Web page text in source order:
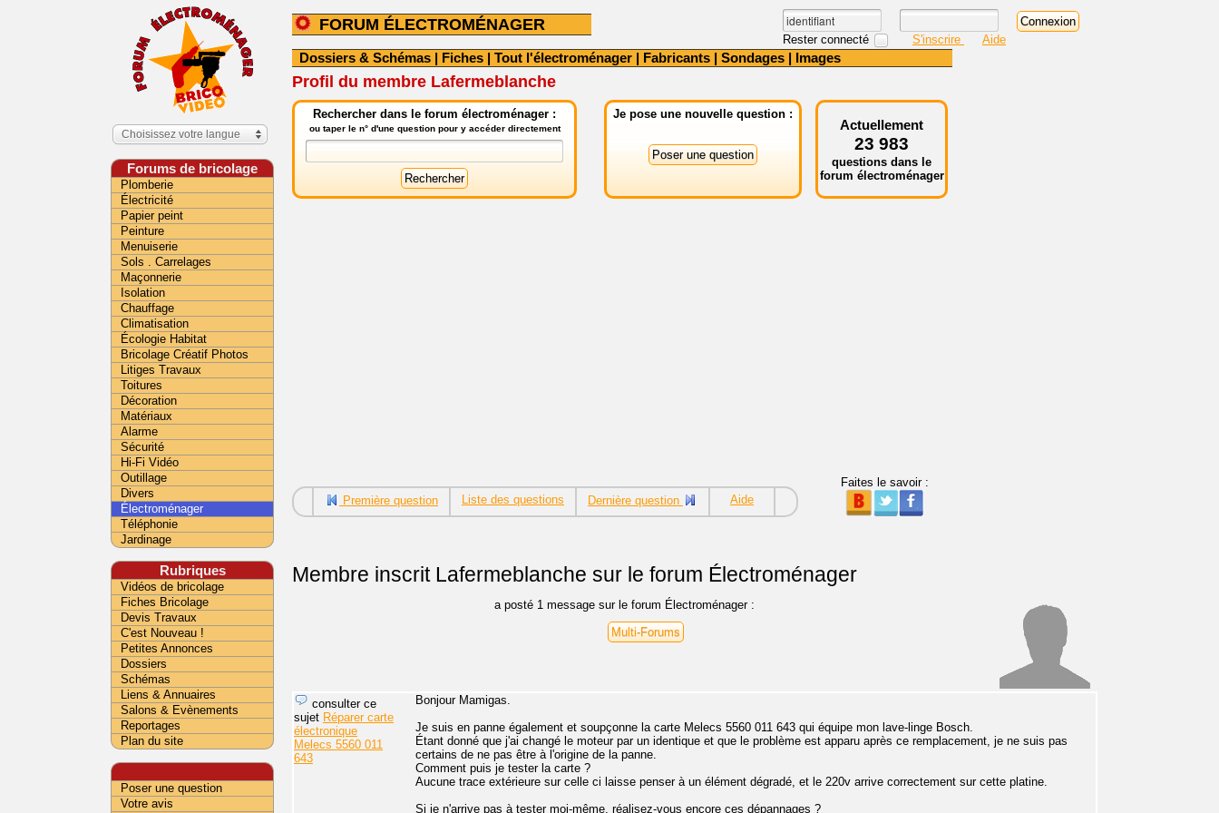
FORUM ÉLECTROMÉNAGER
Rester connecté S'inscrire Aide
Dossiers & Schémas | Fiches | Tout l'électroménager | Fabricants | Sondages | Images
Profil du membre Lafermeblanche
Rechercher dans le forum électroménager :
ou taper le n° d'une question pour y accéder directement
Je pose une nouvelle question :
Actuellement
23 983
questions dans le
forum électroménager
Première question Liste des questions Dernière question Aide
Faites le savoir :
Membre inscritLafermeblanche sur le forum Électroménager
a posté 1 message sur le forum Électroménager :
Multi-Forums
Bonjour Mamigas.
Je suis en panne également et soupçonne la carte Melecs 5560 011 643 qui équipe mon lave-linge Bosch.
Étant donné que j'ai changé le moteur par un identique et que le problème est apparu après ce remplacement, je ne suis pas
certains de ne pas être à l'origine de la panne.
Comment puis je tester la carte ?
Aucune trace extérieure sur celle ci laisse penser à un élément dégradé, et le 220v arrive correctement sur cette platine.
Si je n'arrive pas à tester moi-même, réalisez-vous encore ces dépannages ?
consulter ce
sujet Réparer carte
électronique
Melecs 5560 011
643
Choisissez votre langue
Forums de bricolage
Plomberie
Électricité
Papier peint
Peinture
Menuiserie
Sols . Carrelages
Maçonnerie
Isolation
Chauffage
Climatisation
Écologie Habitat
Bricolage Créatif Photos
Litiges Travaux
Toitures
Décoration
Matériaux
Alarme
Sécurité
Hi-Fi Vidéo
Outillage
Divers
Électroménager
Téléphonie
Jardinage
Rubriques
Vidéos de bricolage
Fiches Bricolage
Devis Travaux
C'est Nouveau !
Petites Annonces
Dossiers
Schémas
Liens & Annuaires
Salons & Evènements
Reportages
Plan du site
Poser une question
Votre avis